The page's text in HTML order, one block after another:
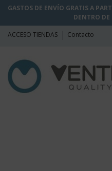
GASTOS DE ENVÍO GRATIS A
DENTRO
ACCESO TIENDAS Contacto